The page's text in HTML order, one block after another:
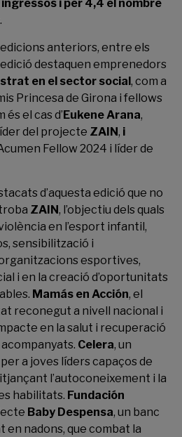
ingressos i per 4,4 el nombre
edicions anteriors, entre els
destaquen emprenedors
en el sector social , com a
Princesa de Girona i fellows
és el cas d’ Eukene Arana,
del projecte ZAIN, i
Fellow 2024 i líder de
d’aquesta edició que no
ZAIN, l’objectiu dels quals
en l’esport infantil,
sensibilització i
esportives,
i en la creació d’oportunitats
Mamás en Acción, el
reconegut a nivell nacional i
en la salut i recuperació
Celera, un
a joves líders capaços de
l’autoconeixement i la
habilitats. Fundación
Baby Despensa, un banc
en nadons, que combat la